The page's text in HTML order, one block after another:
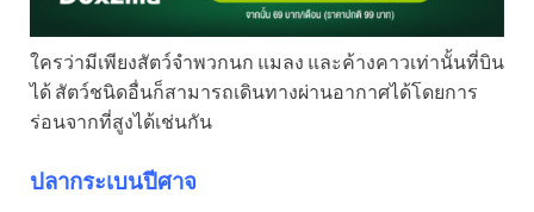
ใครว่ามีเพียงสัตว์จำพวกนก แมลง และค้างคาวเท่านั้นที่บิน
ได้ สัตว์ชนิดอื่นก็สามารถเดินทางผ่านอากาศได้โดยการ
ร่อนจากที่สูงได้เช่นกัน
ปลากระเบนปีศาจ